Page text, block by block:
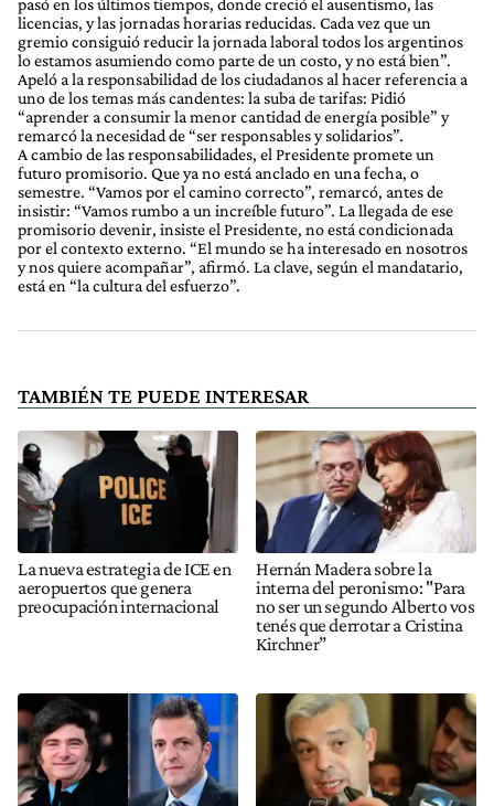
pasó en los últimos tiempos, donde creció el ausentismo, las
licencias, y las jornadas horarias reducidas. Cada vez que un
gremio consiguió reducir la jornada laboral todos los argentinos
lo estamos asumiendo como parte de un costo, y no está bien”.
Apeló a la responsabilidad de los ciudadanos al hacer referencia a
uno de los temas más candentes: la suba de tarifas: Pidió
“aprender a consumir la menor cantidad de energía posible” y
remarcó la necesidad de “ser responsables y solidarios”.
A cambio de las responsabilidades, el Presidente promete un
futuro promisorio. Que ya no está anclado en una fecha, o
semestre. “Vamos por el camino correcto”, remarcó, antes de
insistir: “Vamos rumbo a un increíble futuro”. La llegada de ese
promisorio devenir, insiste el Presidente, no está condicionada
por el contexto externo. “El mundo se ha interesado en nosotros
y nos quiere acompañar”, afirmó. La clave, según el mandatario,
está en “la cultura del esfuerzo”.
TAMBIÉN TE PUEDE INTERESAR
La nueva estrategia de ICE en
aeropuertos que genera
preocupación internacional
Hernán Madera sobre la
interna del peronismo: "Para
no ser un segundo Alberto vos
tenés que derrotar a Cristina
Kirchner”